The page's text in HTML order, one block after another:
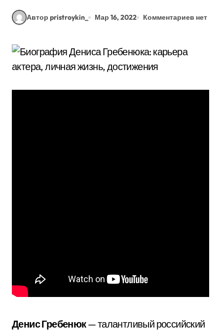
Автор pristroykin_ Мар 16, 2022 Комментариев нет
Денис Гребенюк— талантливый российский